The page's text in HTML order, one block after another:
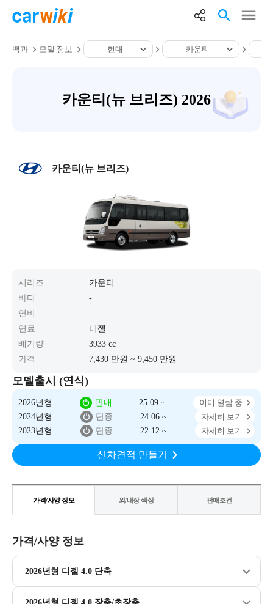
백과 모델 정보 현대 카운티
카운티(뉴 브리즈) 2026
카운티(뉴 브리즈)
시리즈
카운티
바디
-
연비
-
연료
디젤
배기량
3933 cc
가격
7,430 만원 ~ 9,450 만원
모델출시 (연식)
2026년형 판매 25.09 ~
이미 열람 중
2024년형
단종 24.06 ~
자세히 보기
2023년형
단종 22.12 ~ 자세히 보기
신차견적 만들기
가격/사양 정보 외/내장 색상 판매조건
가격/사양 정보
2026년형 디젤 4.0 단축